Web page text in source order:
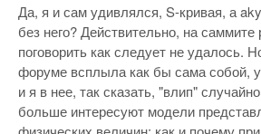
Да, я и сам удивлялся, S-кривая, а
без него? Действительно, на
поговорить как следует не удалось.
форуме всплыла как бы сама собой,
и я в нее, так сказать, "влип"
больше интересуют модели